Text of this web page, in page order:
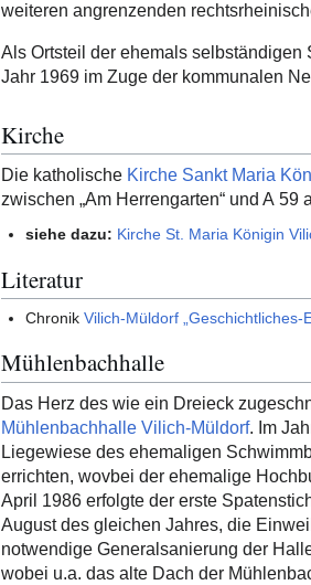
weiteren angrenzenden
Als Ortsteil der ehemals
Jahr 1969 im Zuge der kommunalen
Kirche
Die katholische Kirche Sankt Maria
zwischen „Am Herrengarten“ und A
siehe dazu: Kirche St. Maria Königin
Literatur
ChronikVilich-Müldorf „Geschichtliches-
Mühlenbachhalle
Das Herz des wie ein Dreieck
Mühlenbachhalle Vilich-Müldorf. Im
Liegewiese des ehemaligen
errichten, wovbei der ehemalige
April 1986 erfolgte der erste
August des gleichen Jahres, die
notwendige Generalsanierung der
wobei u.a. das alte Dach der